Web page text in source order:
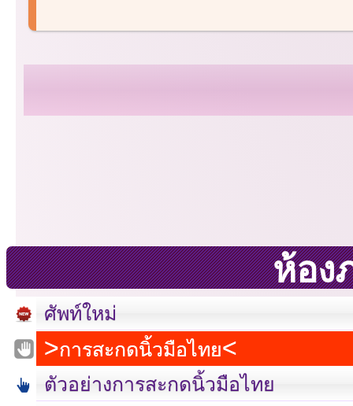
ห้อง
ศัพท์ใหม่
การสะกดนิ้วมือไทย
ตัวอย่างการสะกดนิ้วมือไทย